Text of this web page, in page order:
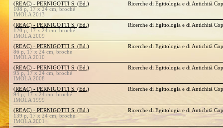
(REAC) - PERNIGOTTI S. (Ed.)
108 p, 17 x 24 cm, broché
IMOLA 2013
Ricerche di Egittologia e di Antichità
(REAC) - PERNIGOTTI S. (Ed.)
120 p, 17 x 24 cm, broché
IMOLA 2009
Ricerche di Egittologia e di Antichità
(REAC) - PERNIGOTTI S. (Ed.)
86 p, 17 x 24 cm, broché
IMOLA 2010
Ricerche di Egittologia e di Antichità
(REAC) - PERNIGOTTI S. (Ed.)
95 p, 17 x 24 cm, broché
IMOLA 2008
Ricerche di Egittologia e di Antichità
(REAC) - PERNIGOTTI S. (Ed.)
94 p, 17 x 24 cm, broché
IMOLA 1999
Ricerche di Egittologia e di Antichità
(REAC) - PERNIGOTTI S. (Ed.)
139 p, 17 x 24 cm, broché
IMOLA 2001
Ricerche di Egittologia e di Antichità